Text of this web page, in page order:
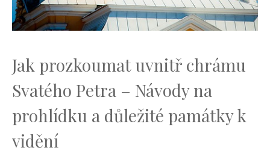
Jak⁤ prozkoumat uvnitř chrámu
Svatého Petra – ​Návody na‍
prohlídku a důležité památky k
vidění